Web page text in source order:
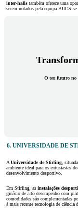
inter-halls também oferece uma
serem notados pela equipa BUCS
O teu futuro no
6. UNIVERSIDADE DE
A Universidade de Stirling ,
ambiente ideal para os entusiastas
desenvolvimento desportivo.
Em Stirling, as instalações
ginásio de alto desempenho com
comodidades são complementadas
à mais recente tecnologia de ciência